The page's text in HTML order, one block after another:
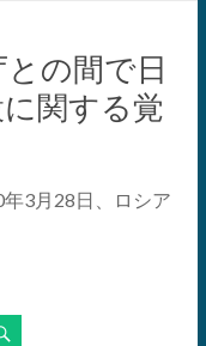
の間で日
関する覚
3月28日、ロシア